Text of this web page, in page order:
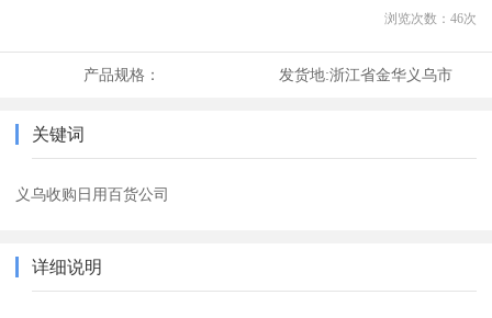
浏览次数： 46次
产品规格： 发货地:浙江省金华义乌市
关键词
义乌收购日用百货公司
详细说明